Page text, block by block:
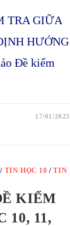
TRA GIỮA
HƯỚNG
Đề kiểm
17/01/2025
/ TIN HỌC 10 /TIN
KIỂM
10, 11,